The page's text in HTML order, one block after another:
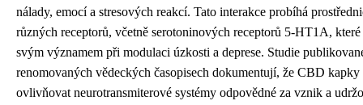
nálady, emocí a stresových reakcí. Tato interakce probíhá
různých receptorů, včetně serotoninových receptorů 5-HT1A, které
svým významem při modulaci úzkosti a deprese. Studie
renomovaných vědeckých časopisech dokumentují, že CBD kapky
ovlivňovat neurotransmiterové systémy odpovědné za vznik a